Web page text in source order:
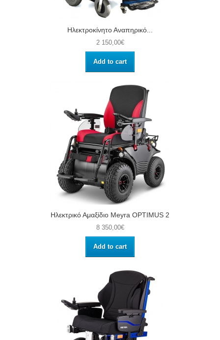
Ηλεκτροκίνητο Αναπηρικό...
2 150,00€
Add to cart
Ηλεκτρικό Αμαξίδιο Meyra OPTIMUS 2
8 350,00€
Add to cart